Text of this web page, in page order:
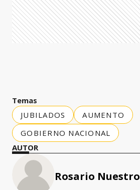
Temas
JUBILADOS
AUMENTO
GOBIERNO NACIONAL
AUTOR
Rosario Nuestro